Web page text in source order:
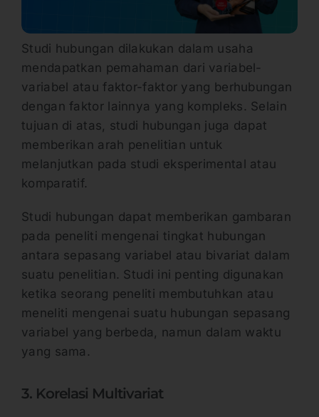
Studi hubungan dilakukan dalam usaha
mendapatkan pemahaman dari variabel-
variabel atau faktor-faktor yang berhubungan
dengan faktor lainnya yang kompleks. Selain
tujuan di atas, studi hubungan juga dapat
memberikan arah penelitian untuk
melanjutkan pada studi eksperimental atau
komparatif.
Studi hubungan dapat memberikan gambaran
pada peneliti mengenai tingkat hubungan
antara sepasang variabel atau bivariat dalam
suatu penelitian. Studi ini penting digunakan
ketika seorang peneliti membutuhkan atau
meneliti mengenai suatu hubungan sepasang
variabel yang berbeda, namun dalam waktu
yang sama.
3. Korelasi Multivariat